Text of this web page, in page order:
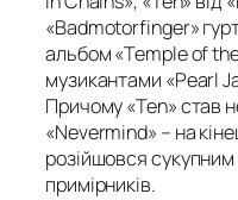
«Badmotorfinger»
альбом «Temple of
музикантами «Pearl
Причому «Ten» став
«Nevermind» – на
розійшовся
примірників.